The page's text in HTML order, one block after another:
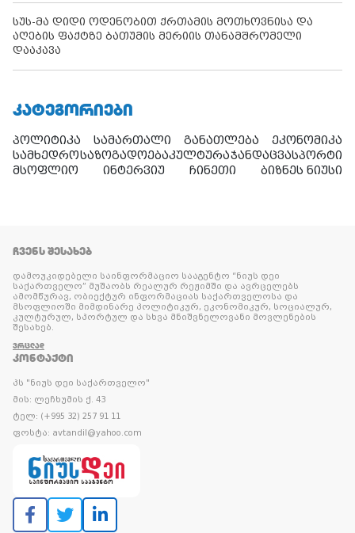
სუს-მა დიდი ოდენობით ქრთამის მოთხოვნისა და
აღების ფაქტზე ბათუმის მერიის თანამშრომელი
დააკავა
ᲙᲐᲢᲔᲒᲝᲠᲘᲔᲑᲘ
პოლიტიკა სამართალი განათლება
ეკონომიკა
სამხედროსაზოგადოებაკულტურაჯანდაცვასპორტი
მსოფლიო
ინტერვიუ ჩინეთი ბიზნეს ნიუსი
ᲩᲕᲔᲜᲡ ᲨᲔᲡᲐᲮᲔᲑ
დამოუკიდებელი საინფორმაციო სააგენტო “ნიუს დეი
საქართველო” მუშაობს რეალურ რეჟიმში და ავრცელებს
ამომწურავ, ობიექტურ ინფორმაციას საქართველოსა და
მსოფლიოში მიმდინარე პოლიტიკურ, ეკონომიკურ, სოციალურ,
კულტურულ, სპორტულ და სხვა მნიშვნელოვანი მოვლენების
შესახებ.
ᲕᲠᲪᲚᲐᲓ
ᲙᲝᲜᲢᲐᲥᲢᲘ
პს "ნიუს დეი საქართველო"
მის: ლეჩხუმის ქ. 43
ტელ: (+995 32) 257 91 11
ფოსტა: avtandil@yahoo.com